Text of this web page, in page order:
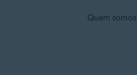
Quem somos